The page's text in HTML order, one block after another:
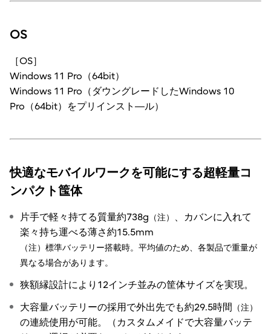
OS
［OS］
Windows 11 Pro（64bit）
Windows 11 Pro（ダウングレードしたWindows 10
Pro（64bit）をプリインスト―ル）
快適なモバイルワークを可能にする超軽量コ
ンパクト筺体
片手で軽々持てる質量約738g （注）
、カバンに入れて
楽々持ち運べる薄さ約15.5mm
（注）標準バッテリー搭載時。平均値のため、各製品で重量が
異なる場合があります。
狭額縁設計により12インチ並みの筐体サイズを実現。
大容量バッテリーの採用で外出先でも約29.5時間 （注）
の連続使用が可能。（カスタムメイドで大容量バッテ